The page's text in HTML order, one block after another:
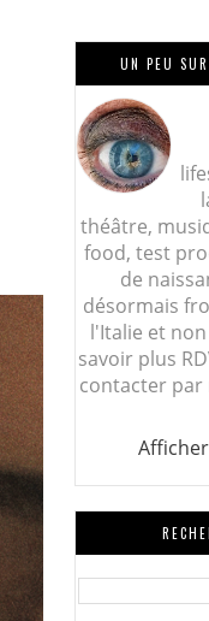
UN PEU
théâtre,
food, test
de
désormais
l'Italie et
savoir plus
contacter